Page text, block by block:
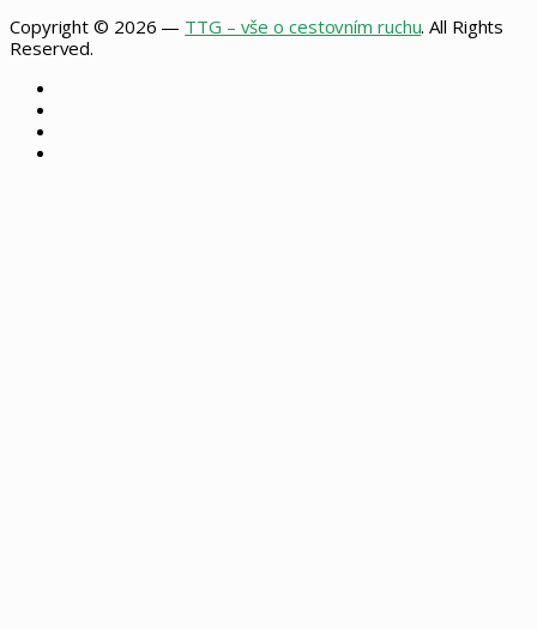
Copyright © 2026 — TTG – vše o cestovním ruchu. All Rights
Reserved.